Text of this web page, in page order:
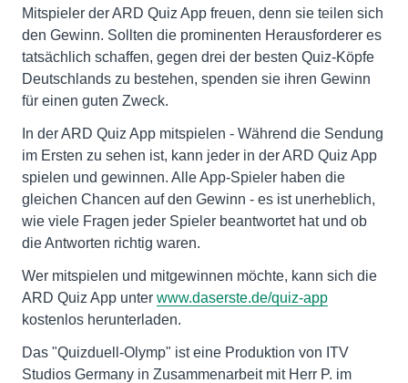
Mitspieler der ARD Quiz App freuen, denn sie teilen sich
den Gewinn. Sollten die prominenten Herausforderer es
tatsächlich schaffen, gegen drei der besten Quiz-Köpfe
Deutschlands zu bestehen, spenden sie ihren Gewinn
für einen guten Zweck.
In der ARD Quiz App mitspielen - Während die Sendung
im Ersten zu sehen ist, kann jeder in der ARD Quiz App
spielen und gewinnen. Alle App-Spieler haben die
gleichen Chancen auf den Gewinn - es ist unerheblich,
wie viele Fragen jeder Spieler beantwortet hat und ob
die Antworten richtig waren.
Wer mitspielen und mitgewinnen möchte, kann sich die
ARD Quiz App unter www.daserste.de/quiz-app
kostenlos herunterladen.
Das "Quizduell-Olymp" ist eine Produktion von ITV
Studios Germany in Zusammenarbeit mit Herr P. im